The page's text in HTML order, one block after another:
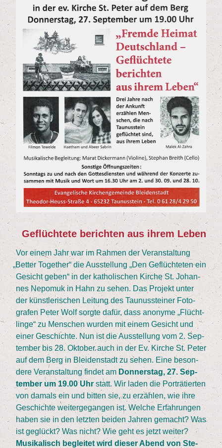
Geflüch­te­te berich­ten aus ihrem Leben
Vor einem Jahr war im Rah­men der Ver­an­stal­tung
„Bet­ter Tog­e­ther“ die Aus­stel­lung „Den Geflüch­te­ten ein
Gesicht geben“ in der katho­li­schen Kir­che St. Johan­
nes Nepo­muk in Hahn zu sehen. Das Pro­jekt unter
der künst­le­ri­schen Lei­tung des Tau­nus­stei­ner Foto­
gra­fen Peter Wolf sorg­te dafür, dass anony­me„Flücht­
lin­ge“ zu Men­schen wur­den mit einem Gesicht und
einer Geschich­te. Nun ist die Aus­stel­lung vom 2. Sep­
tem­ber bis 28. Okto­ber auch in der Ev. Kir­che St. Peter
auf dem Berg in Blei­den­stadt zu sehen. Eine beson­
de­re Ver­an­stal­tung fin­det am Don­ners­tag, 27. Sep­
tem­ber um 19.00Uhrstatt. Wir laden die Por­trä­tier­ten
von damals ein und bit­ten sie, zu erzäh­len, wie ihre
Geschich­te wei­ter­ge­gan­gen ist. Wel­che Erfah­run­gen
haben sie in den letz­ten bei­den Jah­ren gemacht? Was
ist geglückt? Was nicht? Wie geht es jetzt wei­ter?
Musi­ka­lisch beglei­tet wird die­ser Abend von Ste­